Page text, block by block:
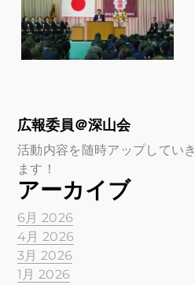
広報委員＠深山会
活動内容を随時アップしていき
ます！
アーカイブ
6月 2026
4月 2026
3月 2026
1月 2026